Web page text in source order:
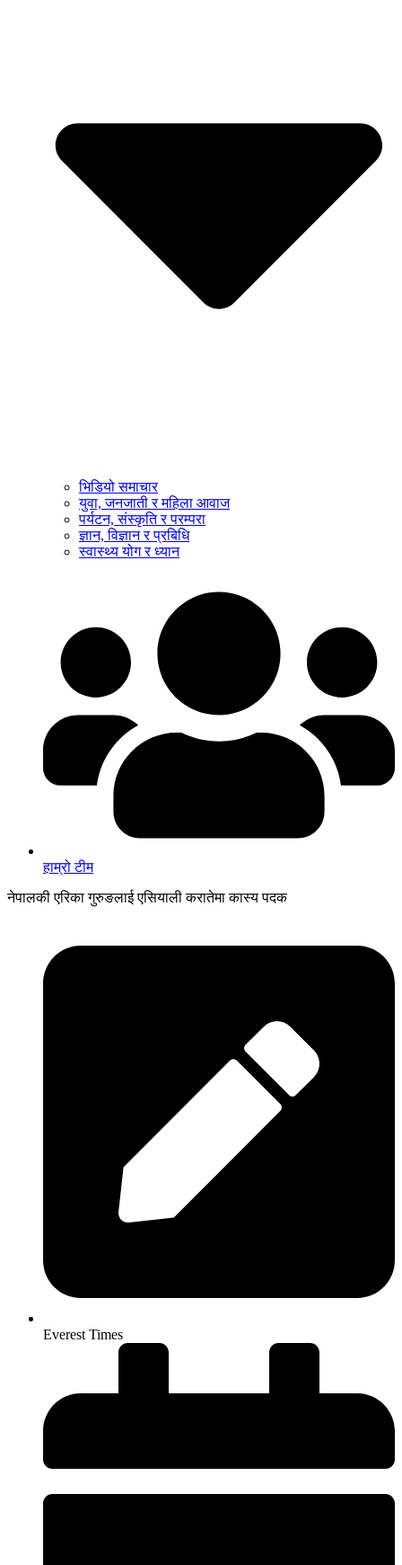
भिडियो समाचार
युवा, जनजाती र महिला आवाज
पर्यटन, संस्कृति र परम्परा
ज्ञान, विज्ञान र प्रबिधि
स्वास्थ्य योग र ध्यान
हाम्रो टीम
नेपालकी एरिका गुरुङलाई एसियाली करातेमा कास्य पदक
Everest Times